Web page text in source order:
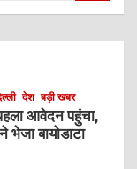
देश बड़ी खबर
आवेदन पहुंचा,
भेजा बायोडाटा